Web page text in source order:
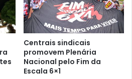
Centrais sindicais
promovem Plenária
Nacional pelo Fim da
Escala 6×1